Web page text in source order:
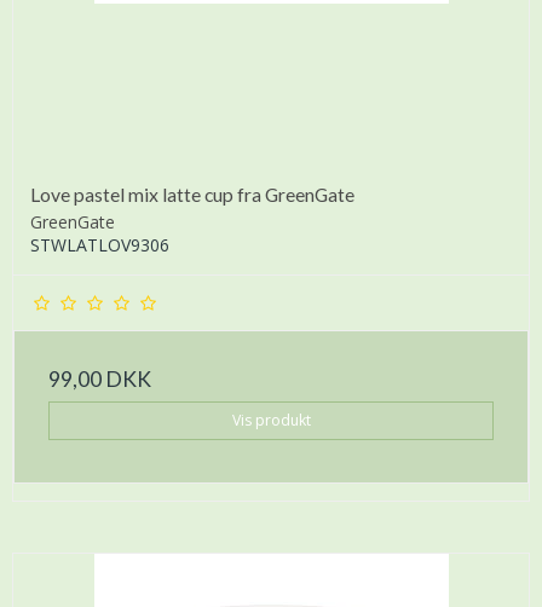
Love pastel mix latte cup fra GreenGate
GreenGate
STWLATLOV9306
99,00 DKK
Vis produkt